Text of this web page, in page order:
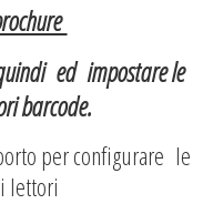
ed impostare le
barcode.
per configurare le
lettori